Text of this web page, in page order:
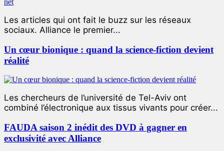
Les articles qui ont fait le buzz sur les réseaux
sociaux. Alliance le premier...
Un cœur bionique : quand la science-fiction devient
réalité
Les chercheurs de l’université de Tel-Aviv ont
combiné l’électronique aux tissus vivants pour créer...
FAUDA saison 2 inédit des DVD à gagner en
exclusivité avec Alliance